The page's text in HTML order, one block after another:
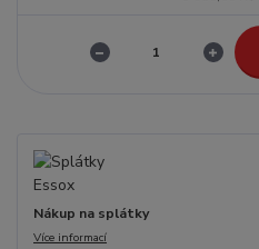
Nákup na splátky
Více informací